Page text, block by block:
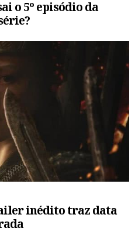
o 5º episódio da
inédito traz data